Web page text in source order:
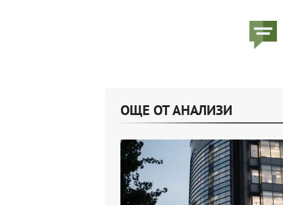
ОЩЕ ОТ АНАЛИЗИ